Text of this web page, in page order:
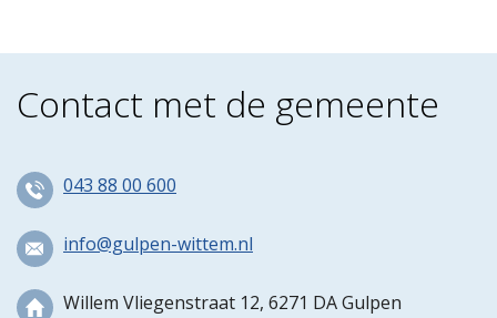
Contact met de gemeente
043 88 00 600
info@gulpen-wittem.nl
Willem Vliegenstraat 12, 6271 DA Gulpen